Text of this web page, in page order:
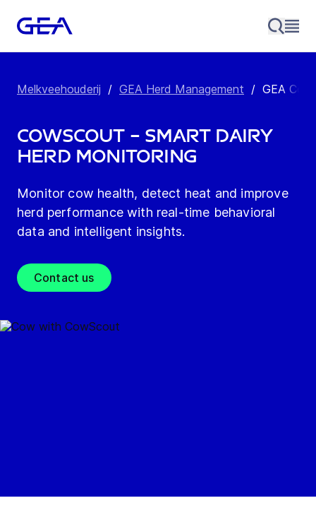
Melkveehouderij / GEA Herd Management / GEA
CowScout – Smart dairy
herd monitoring
Monitor cow health, detect heat and improve
herd performance with real-time behavioral
data and intelligent insights.
Contact us